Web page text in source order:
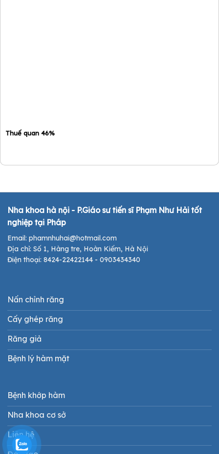
Thuế quan 46%
Nha khoa hà nội - P.Giáo sư tiến sĩ Phạm Như Hải tốt
nghiệp tại Pháp
Email: phamnhuhai@hotmail.com
Địa chỉ: Số 1, Hàng tre, Hoàn Kiếm, Hà Nội
Điện thoại: 8424-22422144 - 0903434340
Nấn chỉnh răng
Cấy ghép răng
Răng giả
Bệnh lý hàm mặt
Bệnh khớp hàm
Nha khoa cơ sở
Liên hệ